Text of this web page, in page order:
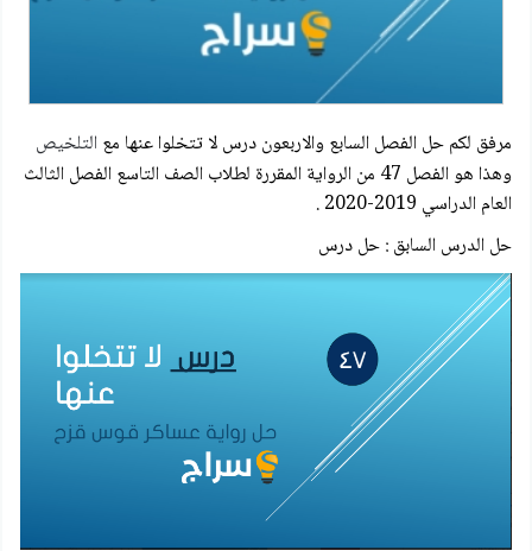
مرفق لكم حل الفصل السابع والاربعون درس لا تتخلوا عنها مع التلخيص
وهذا هو الفصل 47 من الرواية المقررة لطلاب الصف التاسع الفصل الثالث
العام الدراسي 2019-2020 .
حل الدرس السابق : حل درس